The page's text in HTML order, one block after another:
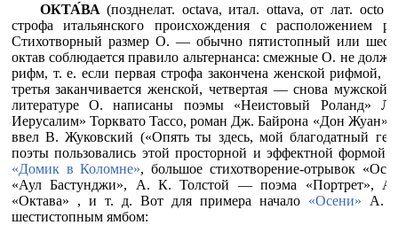
ОКТА́ВА (позднелат. octava, итал. ottava, от лат.
строфа итальянского происхождения с расположением
Стихотворный размер О. — обычно пятистопный или
октав соблюдается правило альтернанса: смежные О. не
рифм, т. е. если первая строфа закончена женской рифмой,
третья заканчивается женской, четвертая — снова
литературе О. написаны поэмы «Неистовый Роланд»
Иерусалим» Торквато Tacco, роман Дж. Байрона «Дон Жуан»
ввел В. Жуковский («Опять ты здесь, мой благодатный
поэты пользовались этой просторной и эффектной формой
«Домик в Коломне», большое стихотворение-отрывок
«Аул Бастунджи», А. К. Толстой — поэма «Портрет»,
«Октава» , и т. д. Вот для примера начало «Осени» А.
шестистопным ямбом: